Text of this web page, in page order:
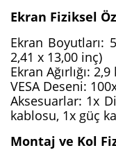
Ekran Fiziksel
Ekran Boyutları:
2,41 x 13,00 inç)
Ekran Ağırlığı:
VESA Deseni:
Aksesuarlar: 1x
kablosu, 1x güç
Montaj ve Kol